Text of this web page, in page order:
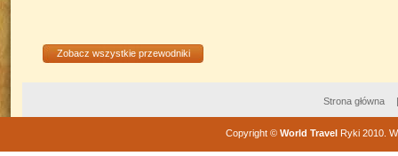
Zobacz wszystkie przewodniki
Strona główna
Copyright© World TravelRyki 2010.